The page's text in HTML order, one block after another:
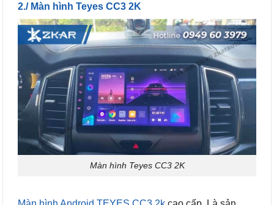
2./ Màn hình Teyes CC3 2K
Màn hình Teyes CC3 2K